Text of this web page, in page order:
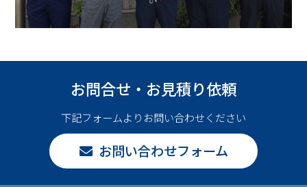
お問合せ・お見積り依頼
下記フォームよりお問い合わせください
お問い合わせフォーム